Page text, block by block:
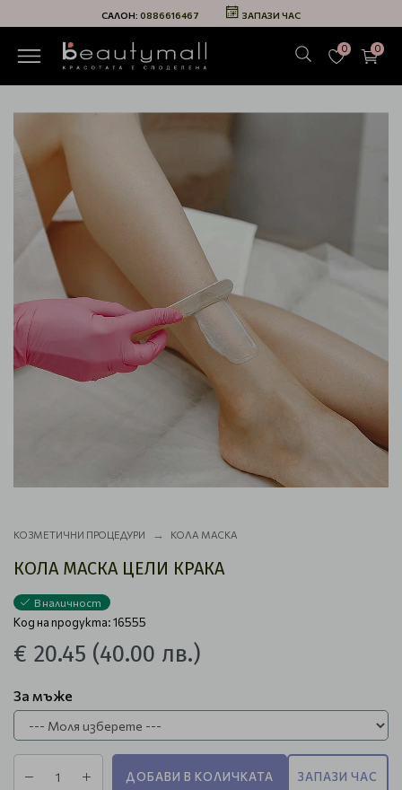
САЛОН: 0886616467 ЗАПАЗИ ЧАС
0 0
КОЗМЕТИЧНИ ПРОЦЕДУРИ КОЛА МАСКА
КОЛА МАСКА ЦЕЛИ КРАКА
В наличност
Код на продукта: 16555
€ 20.45 (40.00 лв.)
За мъже
ДОБАВИ В КОЛИЧКАТА ЗАПАЗИ ЧАС